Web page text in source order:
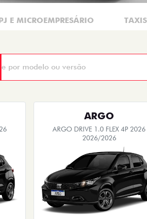
E MICROEMPRESÁRIO
ARGO
ARGO DRIVE 1.0 FLEX 4P 2026
2026/2026